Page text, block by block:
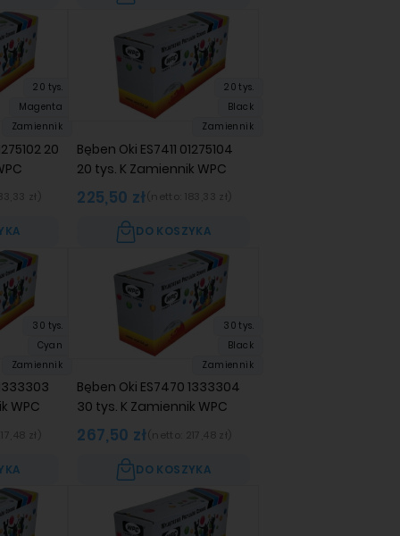
20
zł
20 tys.
Magenta
Zamiennik
Bęben Oki ES7411 01275104
20 tys. K Zamiennik WPC
225,50 zł(netto: 183,33 zł
DO KOSZYKA
20 tys.
Black
Zamiennik
WPC
zł
30 tys.
Cyan
Zamiennik
Bęben Oki ES7470 1333304
30 tys. K Zamiennik WPC
267,50 zł(netto: 217,48 zł
DO KOSZYKA
30 tys.
Black
Zamiennik